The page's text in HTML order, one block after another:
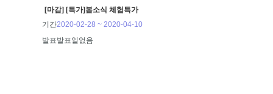
[마감] [특가]봄소식 체험특가
기간2020-02-28 ~ 2020-04-10
발표발표일없음